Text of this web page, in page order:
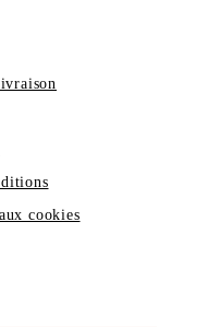
cookies